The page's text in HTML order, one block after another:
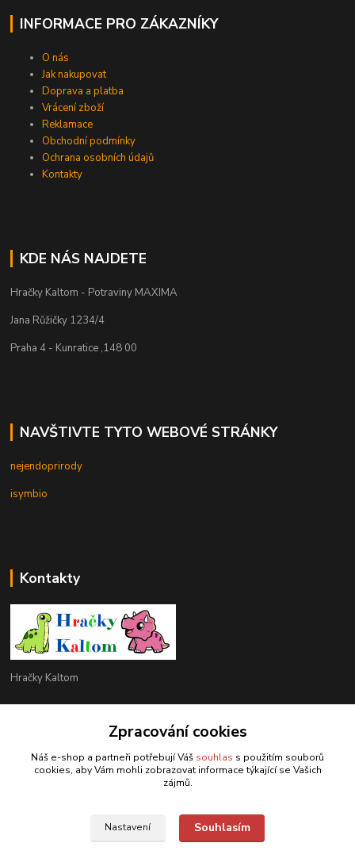
INFORMACE PRO ZÁKAZNÍKY
O nás
Jak nakupovat
Doprava a platba
Vrácení zboží
Reklamace
Obchodní podmínky
Ochrana osobních údajů
Kontakty
KDE NÁS NAJDETE
Hračky Kaltom - Potraviny MAXIMA
Jana Růžičky 1234/4
Praha 4 - Kunratice ,148 00
NAVŠTIVTE TYTO WEBOVÉ STRÁNKY
nejendoprirody
isymbio
Kontakty
Hračky Kaltom
+420 777 538 008
hrackykaltom@gmail.com
Zpracování cookies
Náš e-shop a partneři potřebují Váš souhlas s použitím souborů
cookies, aby Vám mohli zobrazovat informace týkající se Vašich
zájmů.
Nastavení Souhlasím